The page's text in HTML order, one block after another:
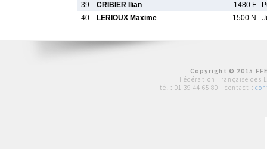
39
CRIBIER Ilian 1480 F
40
LERIOUX Maxime 1500 N
Copyright © 2015
Fédération Française des
tél : 01 39 44 65 80 | contact :